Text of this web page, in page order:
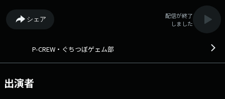
グは「#ぐちつぼGG」 Xアカウントは「@gutituboGG」
シェア
配信が終了
しました
P-CREW・ぐちつぼゲェム部
出演者